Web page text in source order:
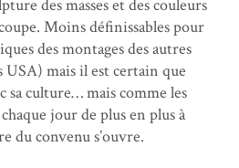
des masses et des couleurs
Moins définissables pour
des montages des autres
mais il est certain que
sa culture… mais comme les
jour de plus en plus à
du convenu s’ouvre.